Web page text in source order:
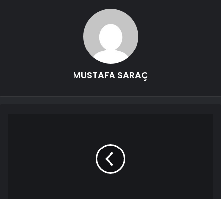
MUSTAFA SARAÇ